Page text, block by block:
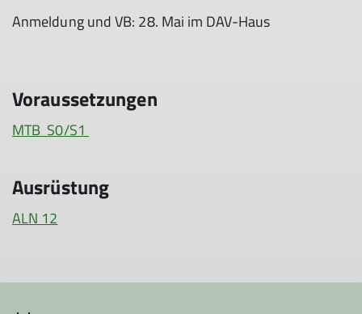
Anmeldung und VB: 28. Mai im DAV-Haus
Voraussetzungen
MTB S0/S1
Ausrüstung
ALN 12